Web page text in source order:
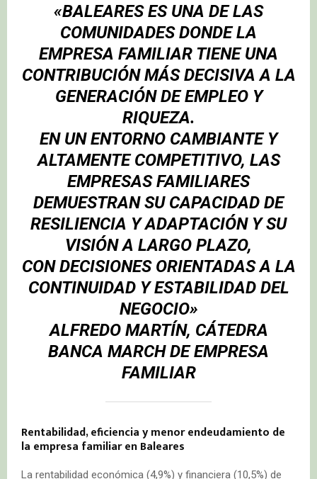
«BALEARES ES UNA DE LAS
COMUNIDADES DONDE LA
EMPRESA FAMILIAR TIENE UNA
CONTRIBUCIÓN MÁS DECISIVA A LA
GENERACIÓN DE EMPLEO Y
RIQUEZA.
EN UN ENTORNO CAMBIANTE Y
ALTAMENTE COMPETITIVO, LAS
EMPRESAS FAMILIARES
DEMUESTRAN SU CAPACIDAD DE
RESILIENCIA Y ADAPTACIÓN Y SU
VISIÓN A LARGO PLAZO,
CON DECISIONES ORIENTADAS A LA
CONTINUIDAD Y ESTABILIDAD DEL
NEGOCIO»
ALFREDO MARTÍN, CÁTEDRA
BANCA MARCHDE EMPRESA
FAMILIAR
Rentabilidad, eficiencia y menor endeudamiento de
la empresa familiar en Baleares
La rentabilidad económica (4,9%) y financiera (10,5%) de